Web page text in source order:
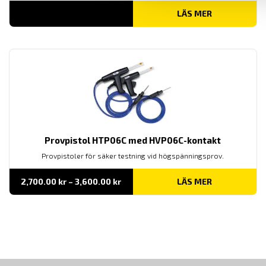
LÄS MER
Provpistol HTP06C med HVP06C-kontakt
Provpistoler för säker testning vid högspänningsprov.
2,700.00 kr – 3,600.00 krPrisintervall:
till
LÄS MER